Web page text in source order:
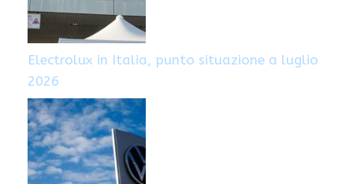
Electrolux in Italia, punto situazione a luglio
2026